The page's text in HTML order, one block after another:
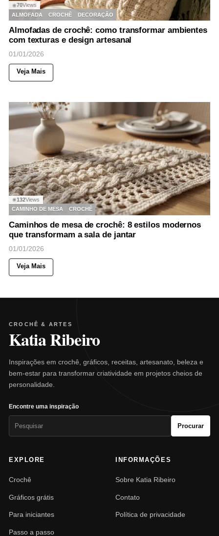
◉70Views
ALMOFADA
CROCHÊ DECORAÇÃO
Almofadas de crochê: como transformar ambientes
com texturas e design artesanal
01/01/2026
Veja Mais
◉132Views
CAMINHO DE MESA
CROCHÊ
Caminhos de mesa de crochê: 8 estilos modernos
que transformam a sala de jantar
01/01/2026
Veja Mais
CROCHÊ & ARTES
Katia Ribeiro
Inspirações em crochê, gráficos, receitas, artesanato, beleza e
bem-estar para transformar criatividade em projetos cheios de
personalidade.
Encontre uma inspiração
Procurar
EXPLORE
Crochê
Gráficos grátis
Para iniciantes
Passo a passo
INFORMAÇÕES
Sobre Katia Ribeiro
Contato
Política de privacidade